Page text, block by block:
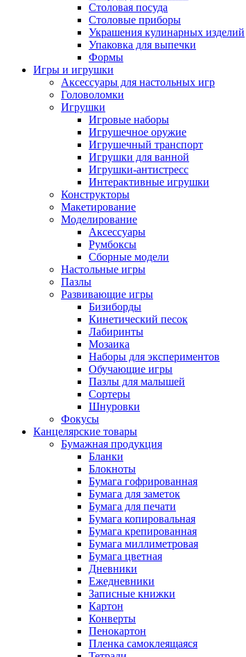
Столовая посуда
Столовые приборы
Украшения кулинарных изделий
Упаковка для выпечки
Формы
Игры и игрушки
Аксессуары для настольных игр
Головоломки
Игрушки
Игровые наборы
Игрушечное оружие
Игрушечный транспорт
Игрушки для ванной
Игрушки-антистресс
Интерактивные игрушки
Конструкторы
Макетирование
Моделирование
Аксессуары
Румбоксы
Сборные модели
Настольные игры
Пазлы
Развивающие игры
Бизиборды
Кинетический песок
Лабиринты
Мозаика
Наборы для экспериментов
Обучающие игры
Пазлы для малышей
Сортеры
Шнуровки
Фокусы
Канцелярские товары
Бумажная продукция
Бланки
Блокноты
Бумага гофрированная
Бумага для заметок
Бумага для печати
Бумага копировальная
Бумага крепированная
Бумага миллиметровая
Бумага цветная
Дневники
Ежедневники
Записные книжки
Картон
Конверты
Пенокартон
Пленка самоклеящаяся